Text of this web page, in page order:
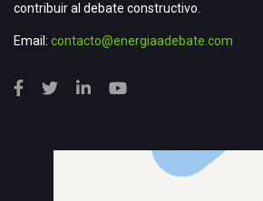
contribuir al debate constructivo.
Email: contacto@energiaadebate.com